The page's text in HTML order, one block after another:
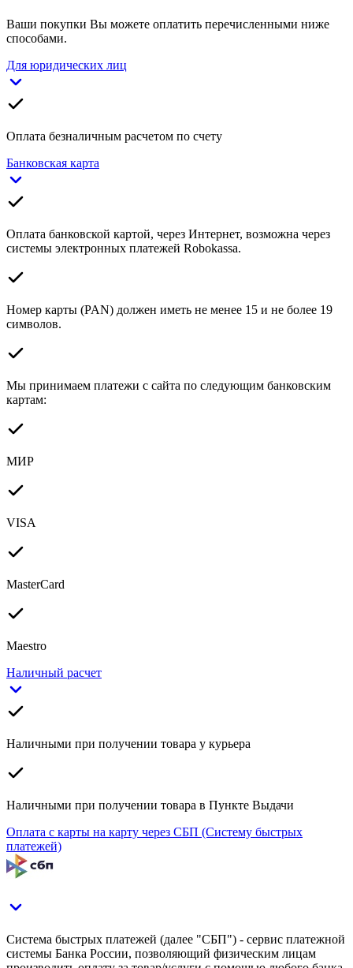
Ваши покупки Вы можете оплатить перечисленными ниже
способами.
Для юридических лиц
Оплата безналичным расчетом по счету
Банковская карта
Оплата банковской картой, через Интернет, возможна через
системы электронных платежей Robokassa.
Номер карты (PAN) должен иметь не менее 15 и не более 19
символов.
Мы принимаем платежи с сайта по следующим банковским
картам:
МИР
VISA
MasterCard
Maestro
Наличный расчет
Наличными при получении товара у курьера
Наличными при получении товара в Пункте Выдачи
Оплата с карты на карту через СБП (Систему быстрых
платежей)
Система быстрых платежей (далее "СБП") - сервис платежной
системы Банка России, позволяющий физическим лицам